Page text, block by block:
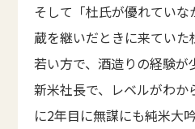
そして「杜氏が優れてい
蔵を継いだときに来てい
若い方で、酒造りの経験が
新米社長で、レベルがわか
に2年目に無謀にも純米大